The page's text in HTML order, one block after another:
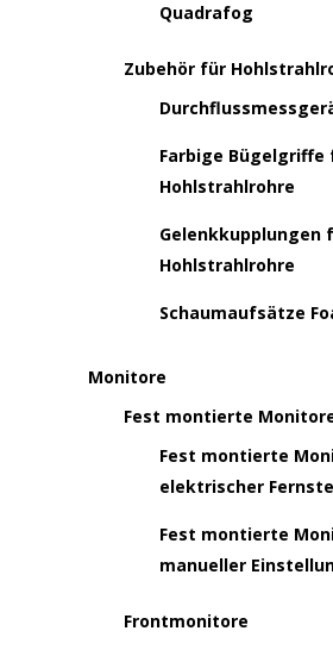
Quadrafog
Zubehör für
Farbige Bügelgriffe
Hohlstrahlrohre
Gelenkkupplungen
Hohlstrahlrohre
Schaumaufsätze
Monitore
Fest montierte
Fest montierte
elektrischer
Fest montierte
manueller
Frontmonitore